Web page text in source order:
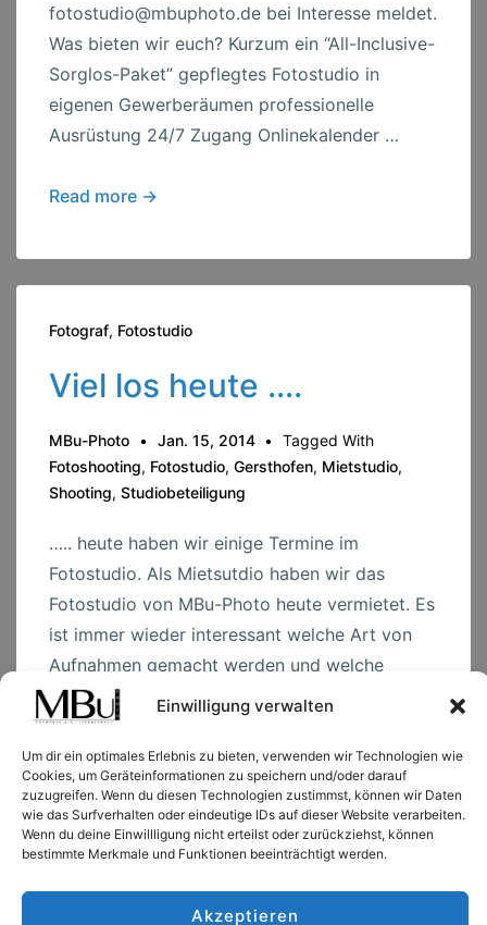
Einwilligung verwalten
Um dir ein optimales Erlebnis zu bieten, verwenden wir Technologien wie
Cookies, um Geräteinformationen zu speichern und/oder darauf
zuzugreifen. Wenn du diesen Technologien zustimmst, können wir Daten
wie das Surfverhalten oder eindeutige IDs auf dieser Website verarbeiten.
Wenn du deine Einwillligung nicht erteilst oder zurückziehst, können
bestimmte Merkmale und Funktionen beeinträchtigt werden.
Akzeptieren
fotostudio@mbuphoto.de bei Interesse meldet.
Was bieten wir euch? Kurzum ein “All-Inclusive-
Sorglos-Paket” gepflegtes Fotostudio in
eigenen Gewerberäumen professionelle
Ausrüstung 24/7 Zugang Onlinekalender …
neue
zu
vergeben
Read more →
Fotograf, Fotostudio
Viel los heute ….
MBu-Photo Jan. 15, 2014
Tagged With
Fotoshooting, Fotostudio, Gersthofen, Mietstudio,
Shooting, Studiobeteiligung
….. heute haben wir einige Termine im
Fotostudio. Als Mietsutdio haben wir das
Fotostudio von MBu-Photo heute vermietet. Es
ist immer wieder interessant welche Art von
Aufnahmen gemacht werden und welche
Shootingideen unsere Kunden haben. Wir
freuen uns auf unsere …
Viel
los
heute
Read more →